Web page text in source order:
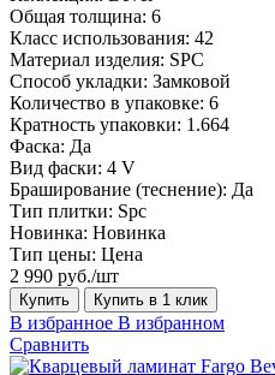
Общая толщина: 6
Класс использования: 42
Материал изделия: SPC
Способ укладки: Замковой
Количество в упаковке: 6
Кратность упаковки: 1.664
Фаска: Да
Вид фаски: 4 V
Браширование (теснение): Да
Тип плитки: Spc
Новинка: Новинка
Тип цены: Цена
2 990 руб./шт
Купить Купить в 1 клик
В избранное В избранном
Сравнить